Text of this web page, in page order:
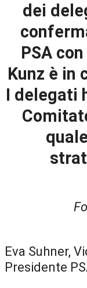
dei
PSA
Kunz è in
I delegati
Eva Suhner,
Presidente